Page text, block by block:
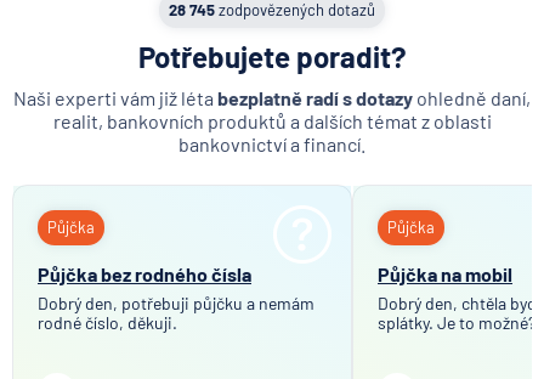
investovat do vhodnějšího produktu.
Pokud si nevíte rady, co s kapitálovým životním
pojištěním dělat, obraťte se na nás. Společně se
podíváme, jak je nastavené a poradíme vám, jestli si
ho máte nechat nebo raději zrušit. V takovém
případě pro vás rádi připravíme i srovnání životního
28 745zodpovězených dotazů
Potřebujete poradit?
Naši experti vám již léta bezplatně radí s dotazy ohledně daní,
realit, bankovních produktů a dalších témat z oblasti
bankovnictví a financí.
Půjčka
Půjčka bez rodného čísla
Dobrý den, potřebuji půjčku a nemám
rodné číslo, děkuji.
Půjčka
Půjčka na mobil
Dobrý den, chtěla
splátky. Je to možné?